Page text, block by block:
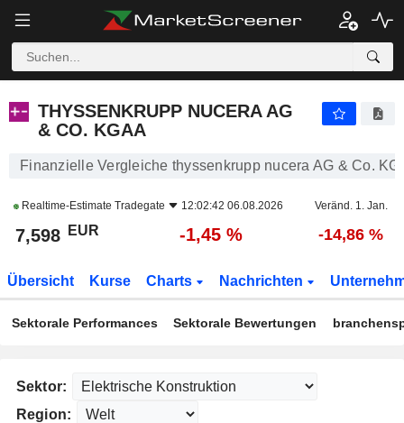
THYSSENKRUPP NUCERA AG
& CO. KGAA
Finanzielle Vergleiche thyssenkrupp nucera AG & Co.
Realtime-Estimate Tradegate 12:02:42 06.08.2026 Veränd. 1. Jan.
7,598 EUR -1,45 % -14,86 %
Übersicht Kurse Charts Nachrichten
Sektorale Performances Sektorale Bewertungen
Sektor:
Region: